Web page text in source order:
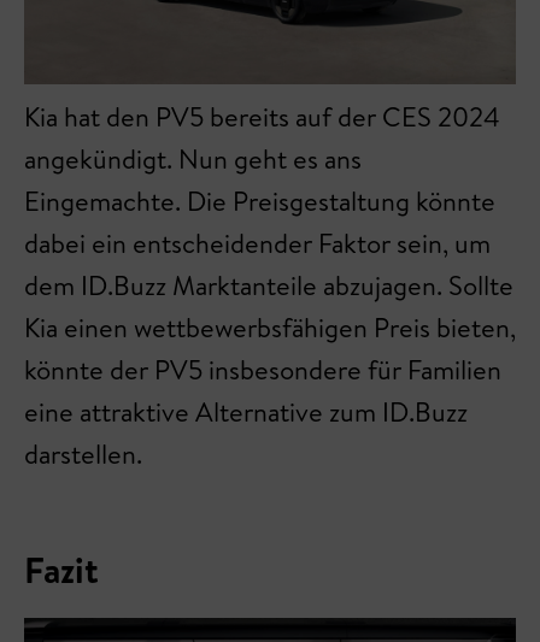
Kia hat den PV5 bereits auf der CES 2024
angekündigt. Nun geht es ans
Eingemachte. Die Preisgestaltung könnte
dabei ein entscheidender Faktor sein, um
dem ID.Buzz Marktanteile abzujagen. Sollte
Kia einen wettbewerbsfähigen Preis bieten,
könnte der PV5 insbesondere für Familien
eine attraktive Alternative zum ID.Buzz
darstellen.
Fazit